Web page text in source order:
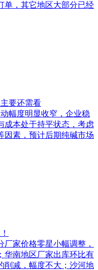
单，其它地区大部分已经
要还需看
幅度明显收窄，企业稳
成本处于持平状态，考虑
因素，预计后期纯碱市场
家价格零星小幅调整，
华南地区厂家出库环比有
削减，幅度不大；沙河地